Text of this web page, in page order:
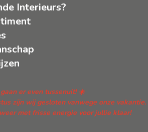
Interieurs?
er even tussenuit! ☀️
zijn wij gesloten vanwege onze vakantie.
met frisse energie voor jullie klaar!